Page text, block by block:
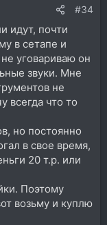
#34
идут, почти
в сетапе и
уговариваю он
звуки. Мне
не
всегда что то
но постоянно
в свое время,
20 т.р. или
Поэтому
возьму и куплю